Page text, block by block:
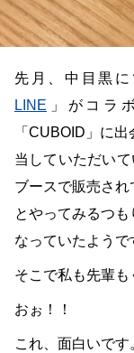
先月、中目黒に
LINE 」がコラ
「CUBOID」に
当していただい
ブースで販売さ
とやってみるつ
なっていたようで
そこで私も先輩も
おぉ！！
これ、面白いで